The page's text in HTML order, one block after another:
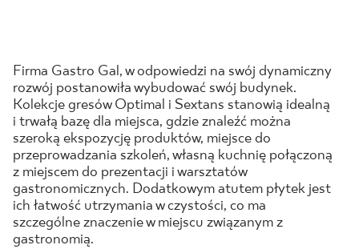
Firma Gastro Gal, w odpowiedzi na swój dynamiczny
rozwój postanowiła wybudować swój budynek.
Kolekcje gresów Optimal i Sextans stanowią idealną
i trwałą bazę dla miejsca, gdzie znaleźć można
szeroką ekspozycję produktów, miejsce do
przeprowadzania szkoleń, własną kuchnię połączoną
z miejscem do prezentacji i warsztatów
gastronomicznych. Dodatkowym atutem płytek jest
ich łatwość utrzymania w czystości, co ma
szczególne znaczenie w miejscu związanym z
gastronomią.